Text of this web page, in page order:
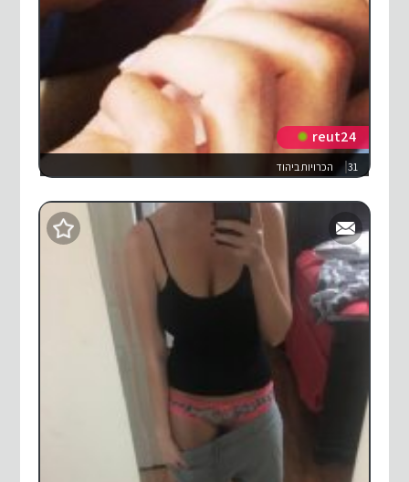
reut24
31 הכרויות ביהוד